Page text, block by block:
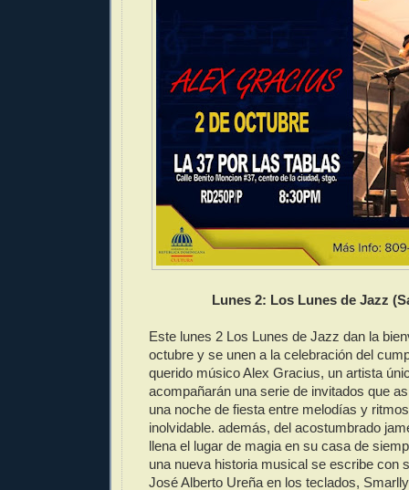
Lunes 2: Los Lunes de Jazz
Este lunes 2 Los Lunes de Jazz dan la
octubre y se unen a la celebración del
querido músico Alex Gracius, un artista
acompañarán una serie de invitados que
una noche de fiesta entre melodías y
inolvidable. además, del acostumbrado
llena el lugar de magia en su casa de
una nueva historia musical se escribe con
José Alberto Ureña en los teclados,